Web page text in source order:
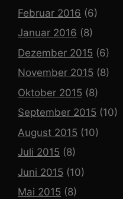
Februar 2016 (6)
Januar 2016 (8)
Dezember 2015 (6)
November 2015 (8)
Oktober 2015 (8)
September 2015 (10)
August 2015 (10)
Juli 2015 (8)
Juni 2015 (10)
Mai 2015 (8)